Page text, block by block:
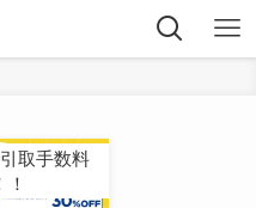
取手数料